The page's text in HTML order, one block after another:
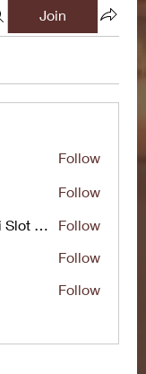
Join
Follow
Follow
UG266 Bandar Judi Slot Online Live RTP Slot Gacor Tertinggi
Follow
Follow
Follow